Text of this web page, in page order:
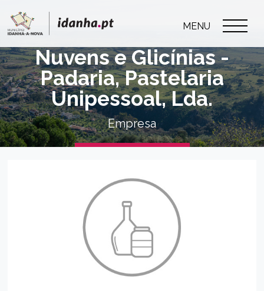
MENU
Nuvens e Glicínias -
Padaria, Pastelaria
Unipessoal, Lda.
Empresa